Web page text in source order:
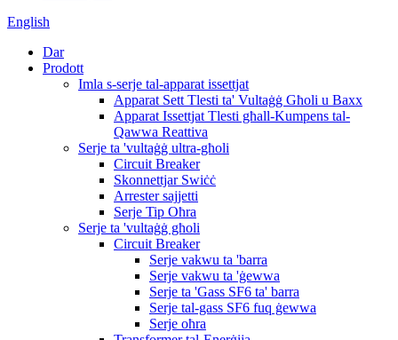
English
Dar
Prodott
Imla s-serje tal-apparat issettjat
Apparat Sett Tlesti ta' Vultaġġ Għoli u Baxx
Apparat Issettjat Tlesti għall-Kumpens tal-
Qawwa Reattiva
Serje ta 'vultaġġ ultra-għoli
Circuit Breaker
Skonnettjar Swiċċ
Arrester sajjetti
Serje Tip Oħra
Serje ta 'vultaġġ għoli
Circuit Breaker
Serje vakwu ta 'barra
Serje vakwu ta 'ġewwa
Serje ta 'Gass SF6 ta' barra
Serje tal-gass SF6 fuq ġewwa
Serje oħra